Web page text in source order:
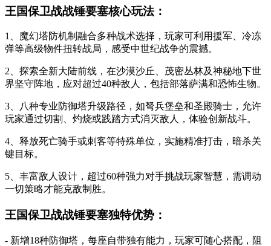
王国保卫战战锤要塞核心玩法：
1、魔幻塔防机制融合多种战术选择，玩家可利用援军、冷冻
弹等高级物件扭转战局，感受中世纪战争的震撼。
2、探索全新大陆前线，在沙漠沙丘、茂密丛林及神秘地下世
界坚守阵地，应对超过40种敌人，包括部落萨满和恐怖生物。
3、八种专业防御塔升级路径，如弩兵堡垒和圣殿骑士，允许
玩家通过切割、灼烧或践踏方式消灭敌人，体验创新战斗。
4、释放死亡骑手或刺客等特殊单位，实施精准打击，暗杀关
键目标。
5、丰富敌人设计，超过60种强力对手挑战玩家智慧，需调动
一切策略才能克敌制胜。
王国保卫战战锤要塞独特优势：
- 新增18种防御塔，每座自带独有能力，玩家可随心搭配，阻